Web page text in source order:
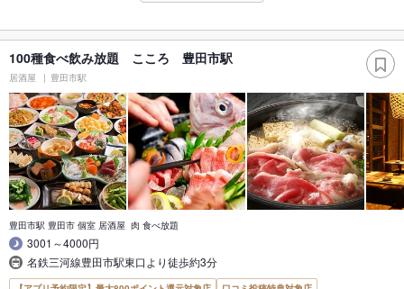
100種食べ飲み放題 こころ 豊田市駅
居酒屋 豊田市駅
豊田市駅 豊田市 個室 居酒屋 肉 食べ放題
3001～4000円
名鉄三河線豊田市駅東口より徒歩約3分